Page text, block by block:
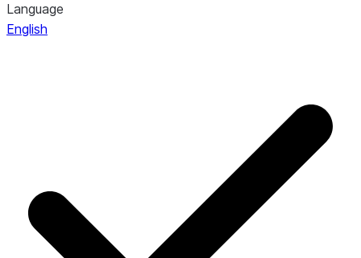
Language
English